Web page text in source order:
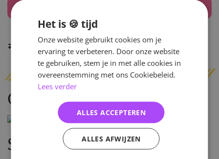
Indien op voorraadbinnen 2 werkdagen
Omschrijving
Specificaties
Het is 🍪 tijd
Onze website gebruikt cookies om je
ervaring te verbeteren. Door onze website
te gebruiken, stem je in met alle cookies in
overeenstemming met ons Cookiebeleid.
Lees verder
ALLES ACCEPTEREN
ALLES AFWIJZEN